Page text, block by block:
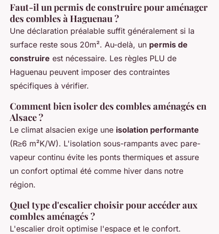
Faut-il un permis de construire pour aménager
des combles à Haguenau ?
Une déclaration préalable suffit généralement si la
surface reste sous 20m². Au-delà, un permis de
construire est nécessaire. Les règles PLU de
Haguenau peuvent imposer des contraintes
spécifiques à vérifier.
Comment bien isoler des combles aménagés en
Alsace ?
Le climat alsacien exige une isolation performante
(R≥6 m²K/W). L'isolation sous-rampants avec pare-
vapeur continu évite les ponts thermiques et assure
un confort optimal été comme hiver dans notre
région.
Quel type d'escalier choisir pour accéder aux
combles aménagés ?
L'escalier droit optimise l'espace et le confort.